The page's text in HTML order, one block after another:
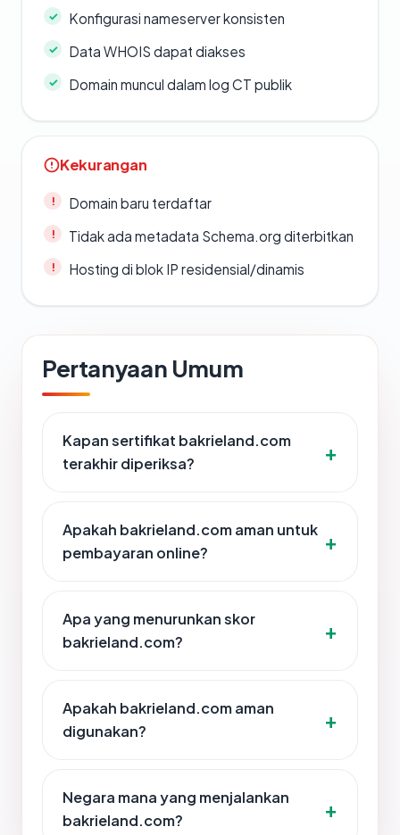
Konfigurasi nameserver konsisten
Data WHOIS dapat diakses
Domain muncul dalam log CT publik
Kekurangan
Domain baru terdaftar
Tidak ada metadata Schema.org diterbitkan
Hosting di blok IP residensial/dinamis
Pertanyaan Umum
Kapan sertifikat bakrieland.com
terakhir diperiksa?
Apakah bakrieland.com aman untuk
pembayaran online?
Apa yang menurunkan skor
bakrieland.com?
Apakah bakrieland.com aman
digunakan?
Negara mana yang menjalankan
bakrieland.com?